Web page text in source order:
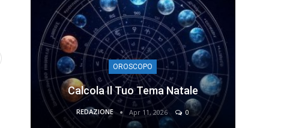
OROSCOPO
Calcola Il Tuo Tema Natale
REDAZIONE Apr 11, 2026 0